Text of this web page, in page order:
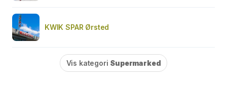
KWIK SPAR Ørsted
Vis kategori Supermarked